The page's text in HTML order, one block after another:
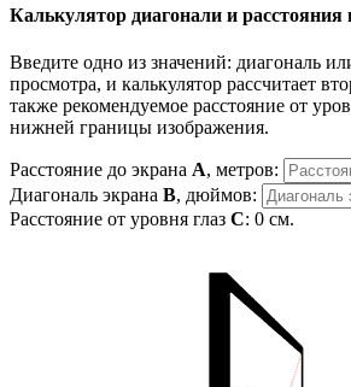
Калькулятор диагонали и расстояния
Введите одно из значений: диагональ
просмотра, и калькулятор рассчитает
также рекомендуемое расстояние от
нижней границы изображения.
Расстояние до экрана A, метров:
Диагональ экрана B, дюймов:
Расстояние от уровня глаз C: 0 см.